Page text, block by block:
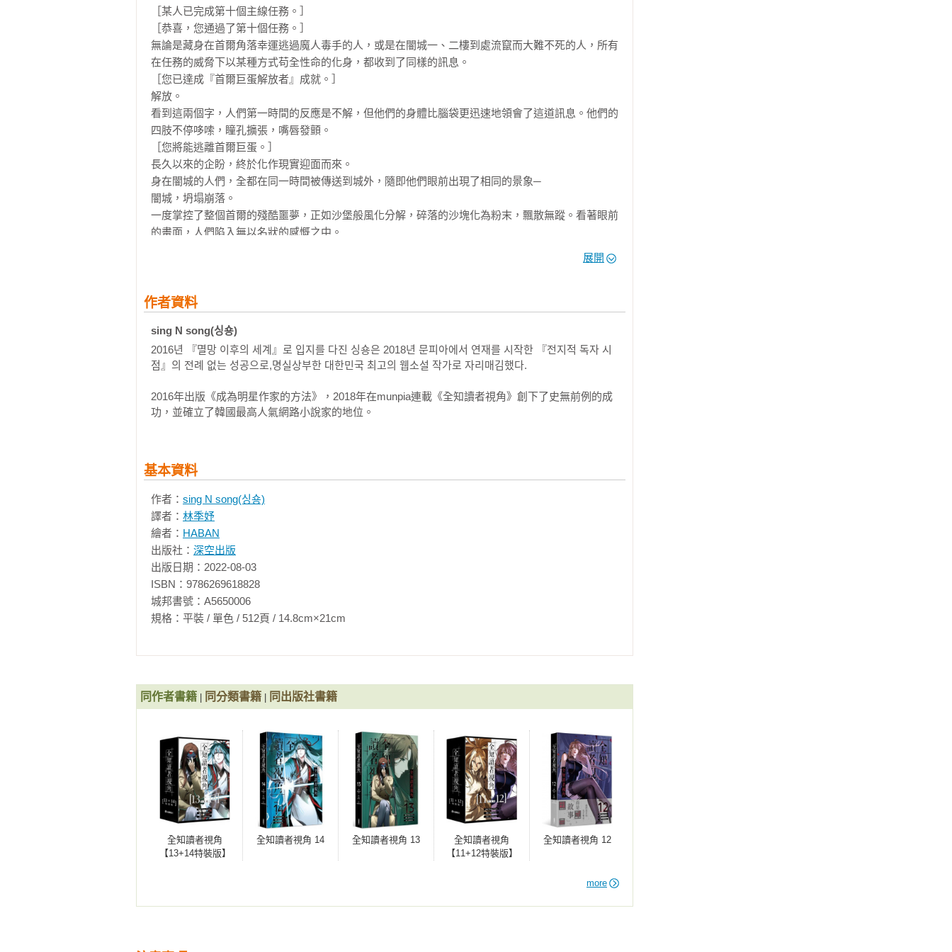
［某人已完成第十個主線任務。］
［恭喜，您通過了第十個任務。］
無論是藏身在首爾角落幸運逃過魔人毒手的人，或是在闇城一、二樓到處流竄而大難不死的人，所有
在任務的威脅下以某種方式苟全性命的化身，都收到了同樣的訊息。
［您已達成『首爾巨蛋解放者』成就。］
解放。
看到這兩個字，人們第一時間的反應是不解，但他們的身體比腦袋更迅速地領會了這道訊息。他們的
四肢不停哆嗦，瞳孔擴張，嘴唇發顫。
［您將能逃離首爾巨蛋。］
長久以來的企盼，終於化作現實迎面而來。
身在闇城的人們，全都在同一時間被傳送到城外，隨即他們眼前出現了相同的景象─
闇城，坍塌崩落。
一度掌控了整個首爾的殘酷噩夢，正如沙堡般風化分解，碎落的沙塊化為粉末，飄散無蹤。看著眼前
的畫面，人們陷入無以名狀的感慨之中。
有些人則預期著悲劇即將落幕。
人們開心地迎接紛紛自空中落下的獎勵，哪怕這可能是另一個悲劇的開端，眼下也必須好好享受這一
刻的解脫。
然而，這股喜悅之情無法傳到所有人心底。
金獨子的伙伴們同樣也脫離了闇城。鄭熙媛、李智慧、孔弼斗、李吉永、申流承、韓秀英……這些由
於金獨子才得以活命，或者欠金獨子一份人情的人們，絲毫感受不到劫後餘生的喜悅。
劉衆赫望著不復存在的闇城。
劉衆赫以毫無生機的眼神，反覆確認著這個事實。
金獨子，死了。
「劉衆赫先生！你說說話啊！求求你！」
劉衆赫看向茫然地搖晃著自己肩膀的李賢誠。
無論在第一次或第二次回歸……他都不曾見過李賢誠露出這副神色。他赫然發覺，自己已經想不起失
去珍貴的伙伴時，同伴們是什麼表情。
因為露出那種神情的人，總是他自己；每次活到最後，在悲劇面前感到絕望的人，就只有他一人而
已。
「劉衆赫先生！」
所有人都看著他，像是希望他能告訴他們，現在拯救金獨子還為時未晚。然而面對這些臉龐，劉衆赫
能給出的回答再無其他─
他只能抹滅他們最後的一絲希望。
令人悲哀的是，這就劉衆赫如今唯一能做的事。
「金獨子會變成怎樣……我也不知道。」
事實上，他確實知道更多。
他能告訴他們「任務流放」究竟是怎麼一回事，能將他所知的情報全部與他們共享，也能向他們證實
希望確實存在只是極其渺茫。
但劉衆赫沒有這麼做。
因為他深知，即使說出這些，也不過是換個方式告訴伙伴們一個事實─
展開
作者資料
sing N song(싱숑)
2016년 『멸망 이후의 세계』로 입지를 다진 싱숑은 2018년 문피아에서 연재를 시작한 『전지적 독자 시
점』의 전례 없는 성공으로,명실상부한 대한민국 최고의 웹소설 작가로 자리매김했다.
2016年出版《成為明星作家的方法》，2018年在munpia連載《全知讀者視角》創下了史無前例的成
功，並確立了韓國最高人氣網路小說家的地位。
基本資料
作者： sing N song(싱숑)
譯者： 林季妤
繪者： HABAN
出版社： 深空出版
出版日期：2022-08-03
ISBN：9786269618828
城邦書號：A5650006
規格：平裝 / 單色 / 512頁 / 14.8cm×21cm
同作者書籍 同分類書籍 同出版社書籍
全知讀者視角
【13+14特裝版】
全知讀者視角 14 全知讀者視角 13
全知讀者視角
【11+12特裝版】
全知讀者視角 12
more